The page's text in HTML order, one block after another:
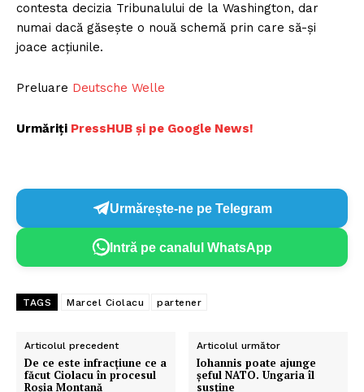
contesta decizia Tribunalului de la Washington, dar
numai dacă găsește o nouă schemă prin care să-și
joace acțiunile.
Preluare Deutsche Welle
Urmăriți PressHUB și pe Google News!
Urmărește-ne pe Telegram
Intră pe canalul WhatsApp
TAGS Marcel Ciolacu partener
Articolul precedent
De ce este infracțiune ce a
făcut Ciolacu în procesul
Roșia Montană
Articolul următor
Iohannis poate ajunge
șeful NATO. Ungaria îl
susține